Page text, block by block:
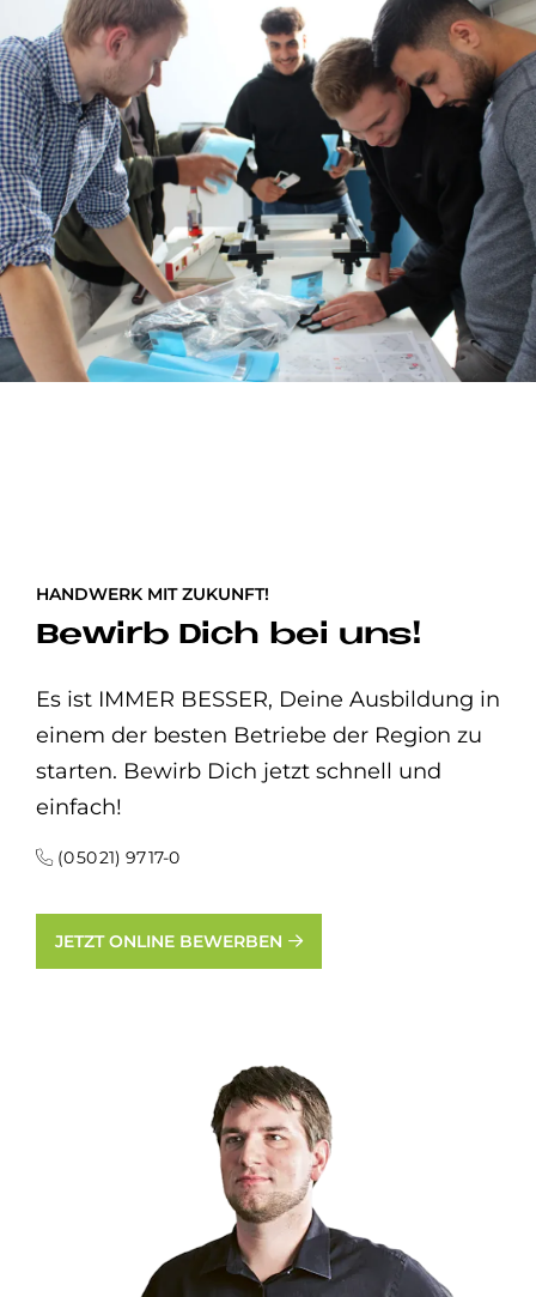
HANDWERK MIT ZUKUNFT!
Be­wirb Dich bei uns!
Es ist IMMER BESSER, Deine Ausbildung in
einem der besten Betriebe der Region zu
starten. Bewirb Dich jetzt schnell und
einfach!
(0 50 21) 97 17-0
JETZT ONLINE BEWERBEN